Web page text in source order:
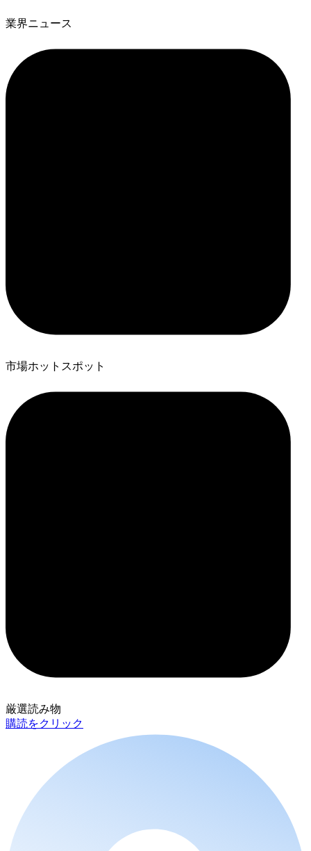
業界ニュース
市場ホットスポット
厳選読み物
購読をクリック